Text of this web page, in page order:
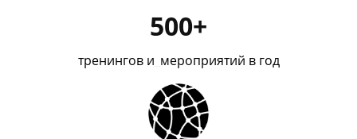
500+
тренингов и мероприятий в год